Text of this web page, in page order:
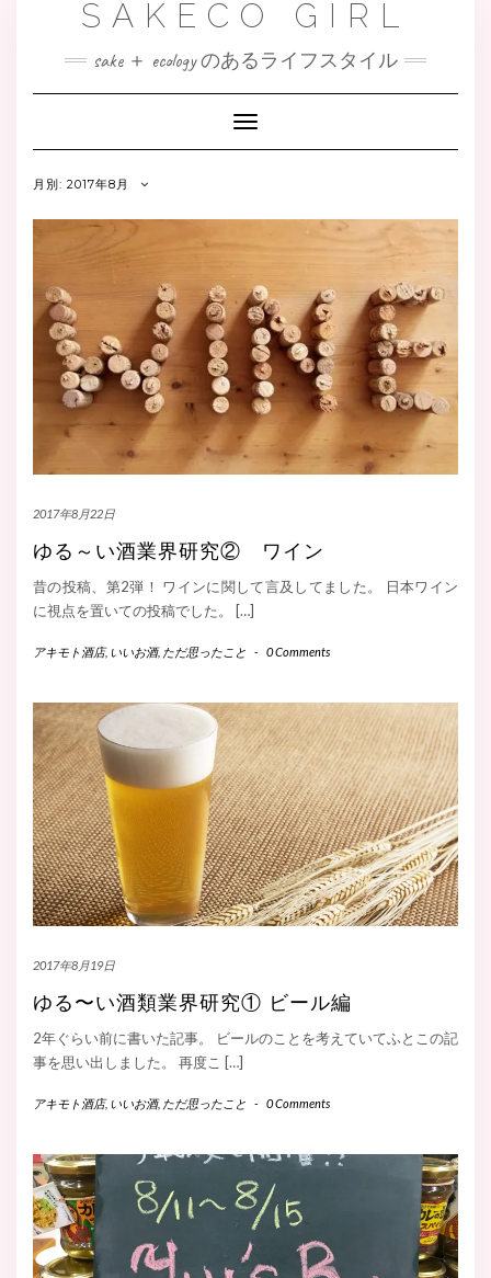
SAKECO GIRL
sake ＋ ecology のあるライフスタイル
Toggle
Navigation
月別: 2017年8月
2017年8月22日
ゆる～い酒業界研究② ワイン
昔の投稿、第2弾！ ワインに関して言及してました。 日本ワイン
に視点を置いての投稿でした。 […]
アキモト酒店, いいお酒, ただ思ったこと - 0 Comments
2017年8月19日
ゆる〜い酒類業界研究① ビール編
2年ぐらい前に書いた記事。 ビールのことを考えていてふとこの記
事を思い出しました。 再度こ […]
アキモト酒店, いいお酒, ただ思ったこと - 0 Comments